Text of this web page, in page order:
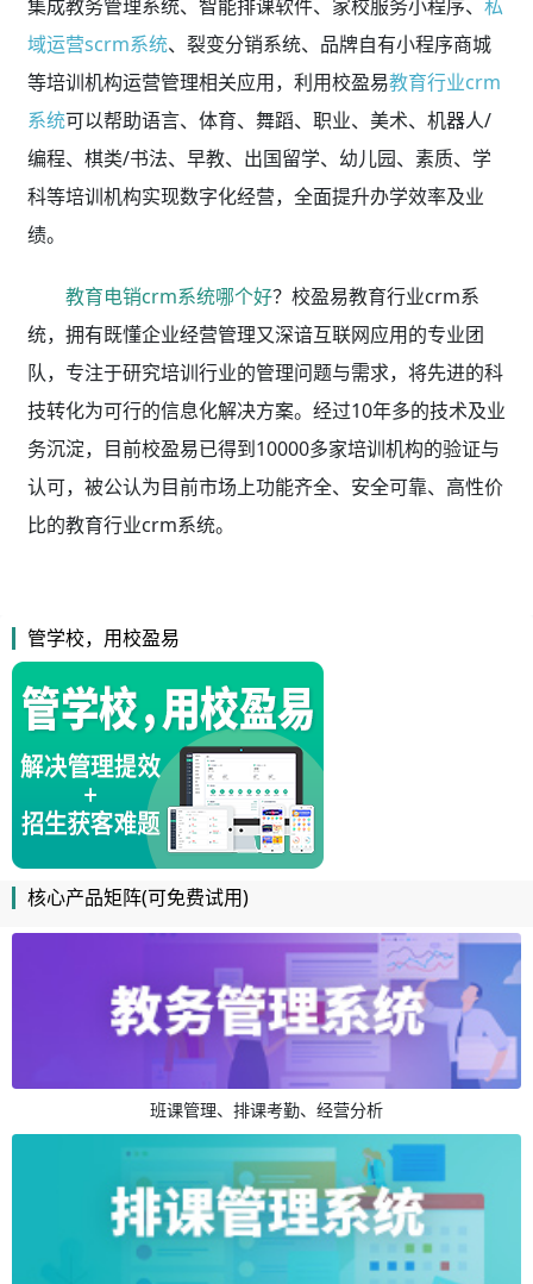
集成教务管理系统、智能排课软件、家校服务小程序、 私
域运营scrm系统、裂变分销系统、品牌自有小程序商城
等培训机构运营管理相关应用，利用校盈易教育行业crm
系统可以帮助语言、体育、舞蹈、职业、美术、机器人/
编程、棋类/书法、早教、出国留学、幼儿园、素质、学
科等培训机构实现数字化经营，全面提升办学效率及业
绩。
教育电销crm系统哪个好？校盈易教育行业crm系
统，拥有既懂企业经营管理又深谙互联网应用的专业团
队，专注于研究培训行业的管理问题与需求，将先进的科
技转化为可行的信息化解决方案。经过10年多的技术及业
务沉淀，目前校盈易已得到10000多家培训机构的验证与
认可，被公认为目前市场上功能齐全、安全可靠、高性价
比的教育行业crm系统。
管学校，用校盈易
核心产品矩阵(可免费试用)
班课管理、排课考勤、经营分析